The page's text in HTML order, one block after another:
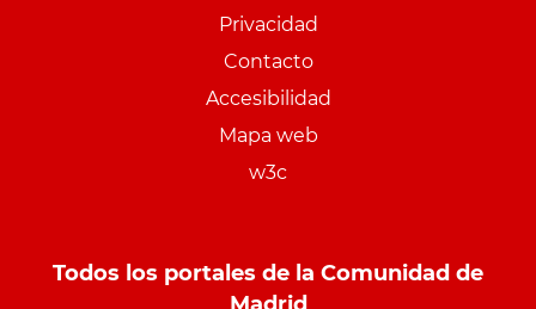
Privacidad
Contacto
Accesibilidad
Mapa web
w3c
Todos los portales de la Comunidad de